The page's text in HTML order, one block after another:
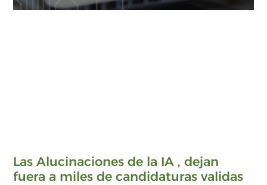
Las Alucinaciones de la IA , dejan
fuera a miles de candidaturas validas